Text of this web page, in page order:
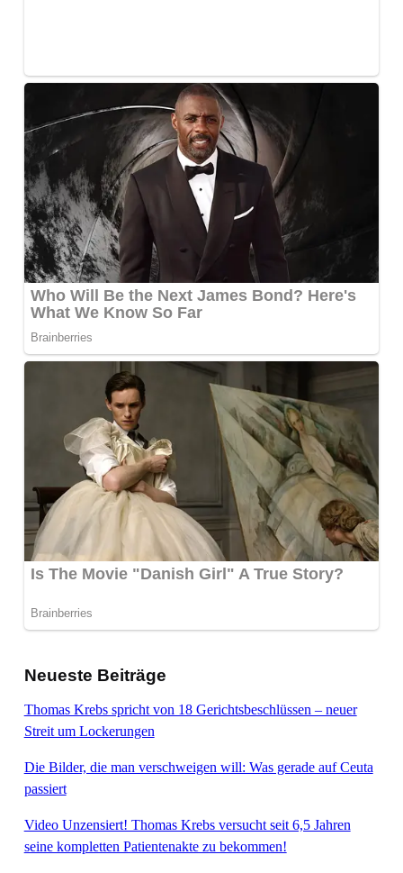
Neueste Beiträge
Thomas Krebs spricht von 18 Gerichtsbeschlüssen – neuer
Streit um Lockerungen
Die Bilder, die man verschweigen will: Was gerade auf Ceuta
passiert
Video Unzensiert! Thomas Krebs versucht seit 6,5 Jahren
seine kompletten Patientenakte zu bekommen!